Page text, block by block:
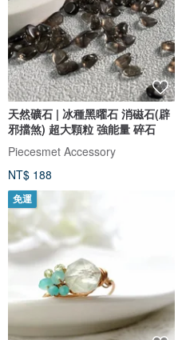
天然礦石 | 冰種黑曜石 消磁石(辟
邪擋煞) 超大顆粒 強能量 碎石
Piecesmet Accessory
NT$ 188
免運